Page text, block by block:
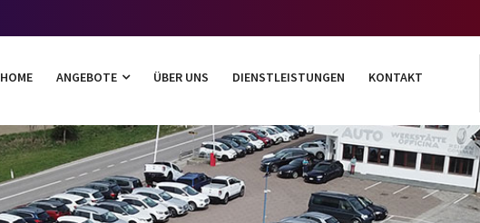
HOME ANGEBOTE ÜBER UNS DIENSTLEISTUNGEN KONTAKT